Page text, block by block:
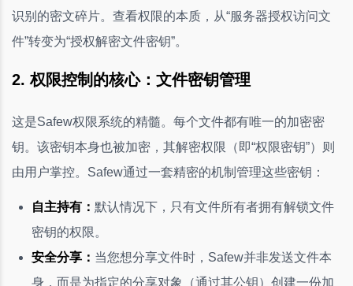
识别的密文碎片。查看权限的本质，从“服务器授权访问文
件”转变为“授权解密文件密钥”。
2. 权限控制的核心：文件密钥管理
这是Safew权限系统的精髓。每个文件都有唯一的加密密
钥。该密钥本身也被加密，其解密权限（即“权限密钥”）则
由用户掌控。Safew通过一套精密的机制管理这些密钥：
自主持有： 默认情况下，只有文件所有者拥有解锁文件
密钥的权限。
安全分享： 当您想分享文件时，Safew并非发送文件本
身，而是为指定的分享对象（通过其公钥）创建一份加